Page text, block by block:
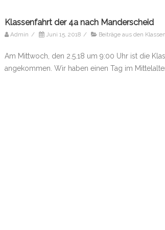
Klassenfahrt der 4a nach Manderscheid
Admin / Juni 15, 2018 / Beiträge aus den Klassen
Am Mittwoch, den 2.5.18 um 9:00 Uhr ist die
angekommen. Wir haben einen Tag im